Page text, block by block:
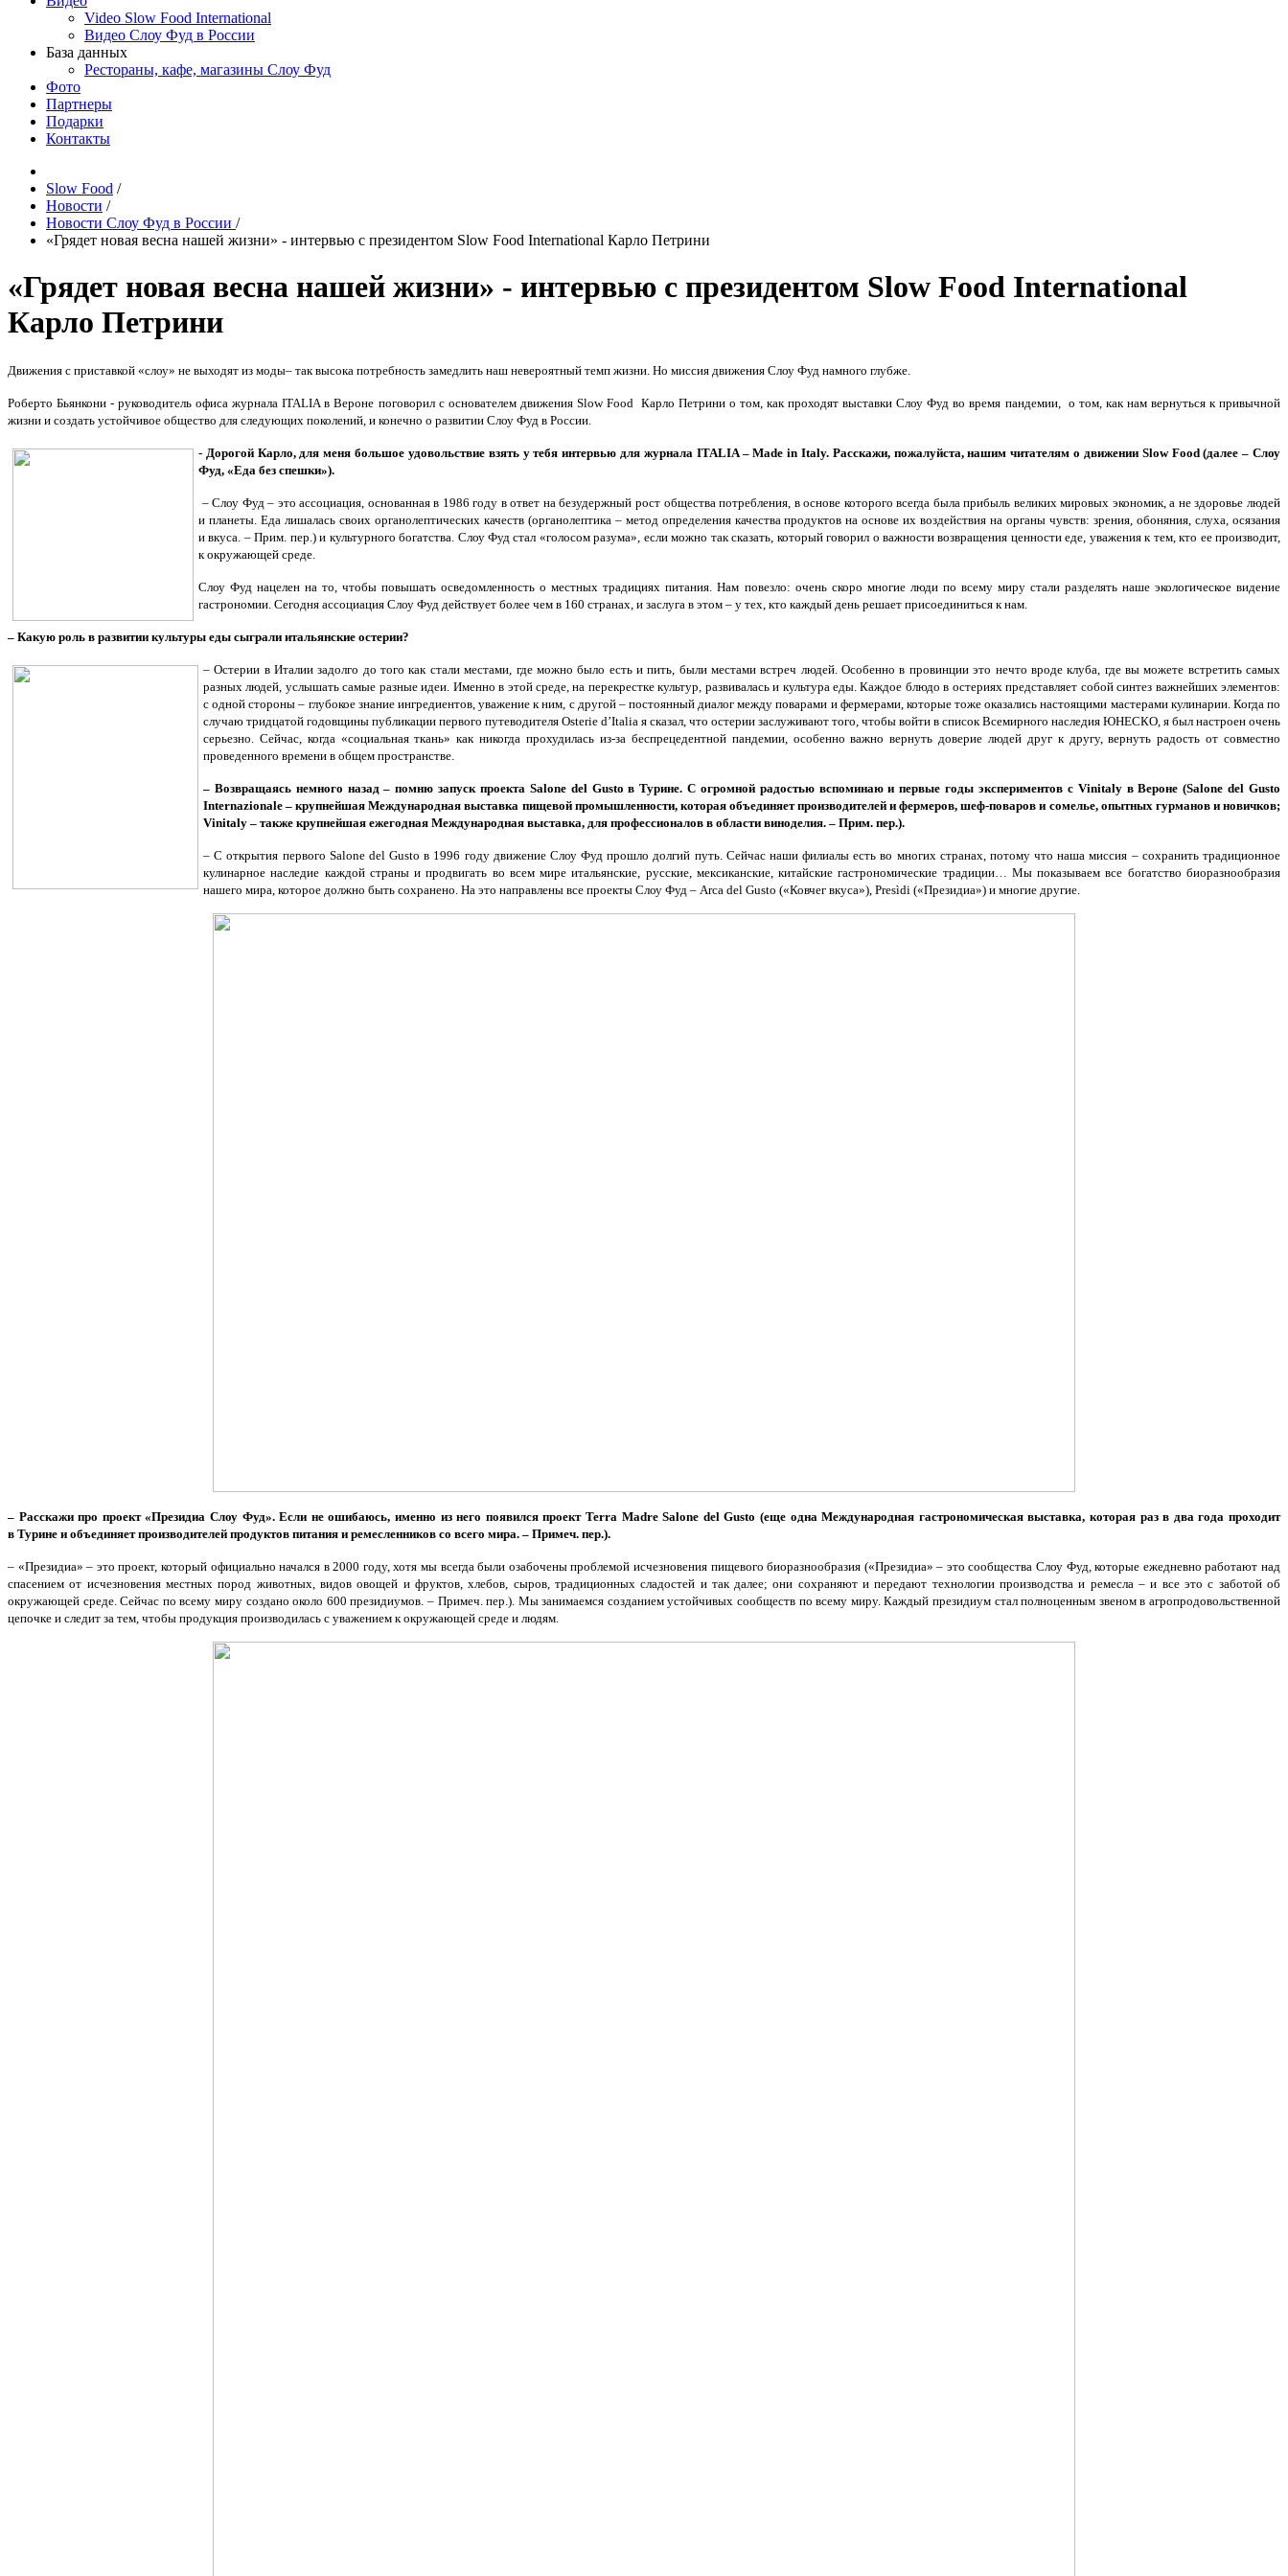
Video Slow Food International
Видео Слоу Фуд в России
База данных
Рестораны, кафе, магазины Слоу Фуд
Фото
Партнеры
Подарки
Контакты
Slow Food /
Новости /
Новости Слоу Фуд в России /
«Грядет новая весна нашей жизни» - интервью с президентом Slow Food International Карло Петрини
«Грядет новая весна нашей жизни» - интервью с президентом Slow Food International
Карло Петрини
Движения с приставкой «слоу» не выходят из моды– так высока потребность замедлить наш невероятный темп жизни. Но миссия движения Слоу Фуд намного глубже.
Роберто Бьянкони - руководитель офиса журнала ITALIA в Вероне поговорил с основателем движения Slow Food Карло Петрини о том, как проходят выставки Слоу Фуд во время пандемии, о том, как нам вернуться к привычной
жизни и создать устойчивое общество для следующих поколений, и конечно о развитии Слоу Фуд в России.
- Дорогой Карло, для меня большое удовольствие взять у тебя интервью для журнала ITALIA – Made in Italy. Расскажи, пожалуйста, нашим читателям о движении Slow Food (далее – Слоу
Фуд, «Еда без спешки»).
– Слоу Фуд – это ассоциация, основанная в 1986 году в ответ на безудержный рост общества потребления, в основе которого всегда была прибыль великих мировых экономик, а не здоровье людей
и планеты. Еда лишалась своих органолептических качеств (органолептика – метод определения качества продуктов на основе их воздействия на органы чувств: зрения, обоняния, слуха, осязания
и вкуса. – Прим. пер.) и культурного богатства. Слоу Фуд стал «голосом разума», если можно так сказать, который говорил о важности возвращения ценности еде, уважения к тем, кто ее производит,
к окружающей среде.
Слоу Фуд нацелен на то, чтобы повышать осведомленность о местных традициях питания. Нам повезло: очень скоро многие люди по всему миру стали разделять наше экологическое видение
гастрономии. Сегодня ассоциация Слоу Фуд действует более чем в 160 странах, и заслуга в этом – у тех, кто каждый день решает присоединиться к нам.
– Какую роль в развитии культуры еды сыграли итальянские остерии?
– Остерии в Италии задолго до того как стали местами, где можно было есть и пить, были местами встреч людей. Особенно в провинции это нечто вроде клуба, где вы можете встретить самых
разных людей, услышать самые разные идеи. Именно в этой среде, на перекрестке культур, развивалась и культура еды. Каждое блюдо в остериях представляет собой синтез важнейших элементов:
с одной стороны – глубокое знание ингредиентов, уважение к ним, с другой – постоянный диалог между поварами и фермерами, которые тоже оказались настоящими мастерами кулинарии. Когда по
случаю тридцатой годовщины публикации первого путеводителя Osterie d’Italia я сказал, что остерии заслуживают того, чтобы войти в список Всемирного наследия ЮНЕСКО, я был настроен очень
серьезно. Сейчас, когда «социальная ткань» как никогда прохудилась из-за беспрецедентной пандемии, особенно важно вернуть доверие людей друг к другу, вернуть радость от совместно
проведенного времени в общем пространстве.
– Возвращаясь немного назад – помню запуск проекта Salone del Gusto в Турине. С огромной радостью вспоминаю и первые годы экспериментов с Vinitaly в Вероне (Salone del Gusto
Internazionale – крупнейшая Международная выставка пищевой промышленности, которая объединяет производителей и фермеров, шеф-поваров и сомелье, опытных гурманов и новичков;
Vinitaly – также крупнейшая ежегодная Международная выставка, для профессионалов в области виноделия. – Прим. пер.).
– С открытия первого Salone del Gusto в 1996 году движение Слоу Фуд прошло долгий путь. Сейчас наши филиалы есть во многих странах, потому что наша миссия – сохранить традиционное
кулинарное наследие каждой страны и продвигать во всем мире итальянские, русские, мексиканские, китайские гастрономические традиции… Мы показываем все богатство биоразнообразия
нашего мира, которое должно быть сохранено. На это направлены все проекты Слоу Фуд – Arca del Gusto («Ковчег вкуса»), Presìdi («Президиа») и многие другие.
– Расскажи про проект «Президиа Слоу Фуд». Если не ошибаюсь, именно из него появился проект Terra Madre Salone del Gusto (еще одна Международная гастрономическая выставка, которая раз в два года проходит
в Турине и объединяет производителей продуктов питания и ремесленников со всего мира. – Примеч. пер.).
– «Президиа» – это проект, который официально начался в 2000 году, хотя мы всегда были озабочены проблемой исчезновения пищевого биоразнообразия («Президиа» – это сообщества Слоу Фуд, которые ежедневно работают над
спасением от исчезновения местных пород животных, видов овощей и фруктов, хлебов, сыров, традиционных сладостей и так далее; они сохраняют и передают технологии производства и ремесла – и все это с заботой об
окружающей среде. Сейчас по всему миру создано около 600 президиумов. – Примеч. пер.). Мы занимаемся созданием устойчивых сообществ по всему миру. Каждый президиум стал полноценным звеном в агропродовольственной
цепочке и следит за тем, чтобы продукция производилась с уважением к окружающей среде и людям.